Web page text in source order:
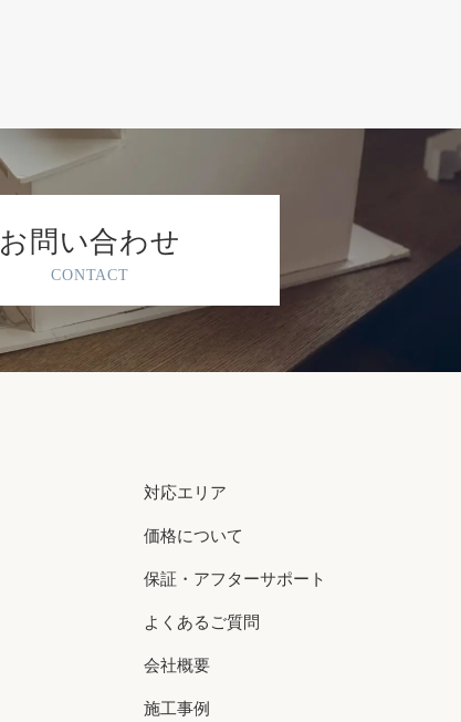
お問い合わせ
CONTACT
対応エリア
価格について
保証・アフターサポート
よくあるご質問
会社概要
施工事例